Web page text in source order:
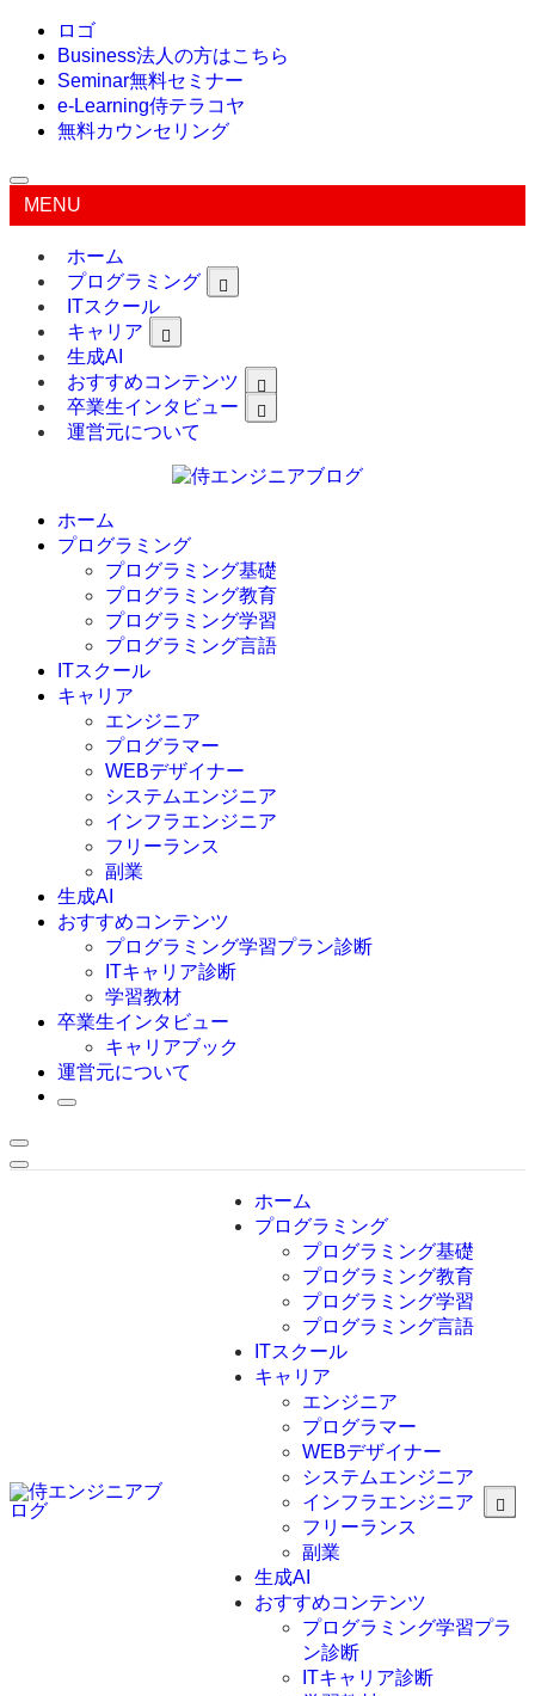
ロゴ
Business法人の方はこちら
Seminar無料セミナー
e-Learning侍テラコヤ
無料カウンセリング
MENU
ホーム
プログラミング
ITスクール
キャリア
生成AI
おすすめコンテンツ
卒業生インタビュー
運営元について
ホーム
プログラミング
プログラミング基礎
プログラミング教育
プログラミング学習
プログラミング言語
C言語
C#
VBA
Go言語
Kotlin
Java
JavaScript
Swift
Ruby
その他言語
ITスクール
キャリア
エンジニア
プログラマー
WEBデザイナー
システムエンジニア
インフラエンジニア
フリーランス
副業
生成AI
おすすめコンテンツ
プログラミング学習プラン診断
ITキャリア診断
学習教材
卒業生インタビュー
キャリアブック
運営元について
ホーム
プログラミング
プログラミング基礎
プログラミング教育
プログラミング学習
プログラミング言語
C言語
C#
VBA
Go言語
Kotlin
Java
JavaScript
Swift
Ruby
ITスクール
キャリア
エンジニア
プログラマー
WEBデザイナー
システムエンジニア
インフラエンジニア
フリーランス
副業
生成AI
おすすめコンテンツ
プログラミング学習プラ
ン診断
ITキャリア診断